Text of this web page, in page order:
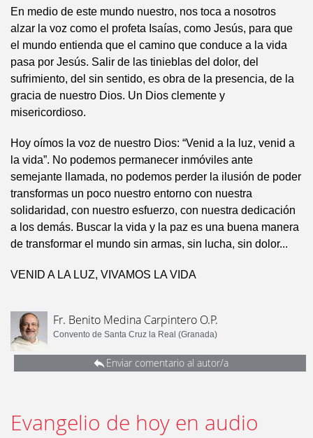
En medio de este mundo nuestro, nos toca a nosotros
alzar la voz como el profeta Isaías, como Jesús, para que
el mundo entienda que el camino que conduce a la vida
pasa por Jesús. Salir de las tinieblas del dolor, del
sufrimiento, del sin sentido, es obra de la presencia, de la
gracia de nuestro Dios. Un Dios clemente y
misericordioso.
Hoy oímos la voz de nuestro Dios: “Venid a la luz, venid a
la vida”. No podemos permanecer inmóviles ante
semejante llamada, no podemos perder la ilusión de poder
transformas un poco nuestro entorno con nuestra
solidaridad, con nuestro esfuerzo, con nuestra dedicación
a los demás. Buscar la vida y la paz es una buena manera
de transformar el mundo sin armas, sin lucha, sin dolor...
VENID A LA LUZ, VIVAMOS LA VIDA
Fr. Benito Medina Carpintero O.P.
Convento de Santa Cruz la Real (Granada)
Enviar comentario al autor/a
Evangelio de hoy en audio